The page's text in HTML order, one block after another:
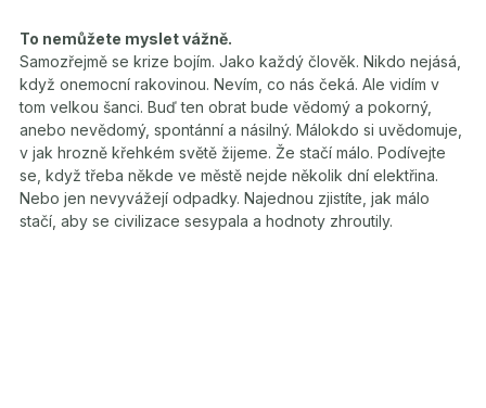
To nemůžete myslet vážně.
Samozřejmě se krize bojím. Jako každý člověk. Nikdo nejásá,
když onemocní rakovinou. Nevím, co nás čeká. Ale vidím v
tom velkou šanci. Buď ten obrat bude vědomý a pokorný,
anebo nevědomý, spontánní a násilný. Málokdo si uvědomuje,
v jak hrozně křehkém světě žijeme. Že stačí málo. Podívejte
se, když třeba někde ve městě nejde několik dní elektřina.
Nebo jen nevyvážejí odpadky. Najednou zjistíte, jak málo
stačí, aby se civilizace sesypala a hodnoty zhroutily.